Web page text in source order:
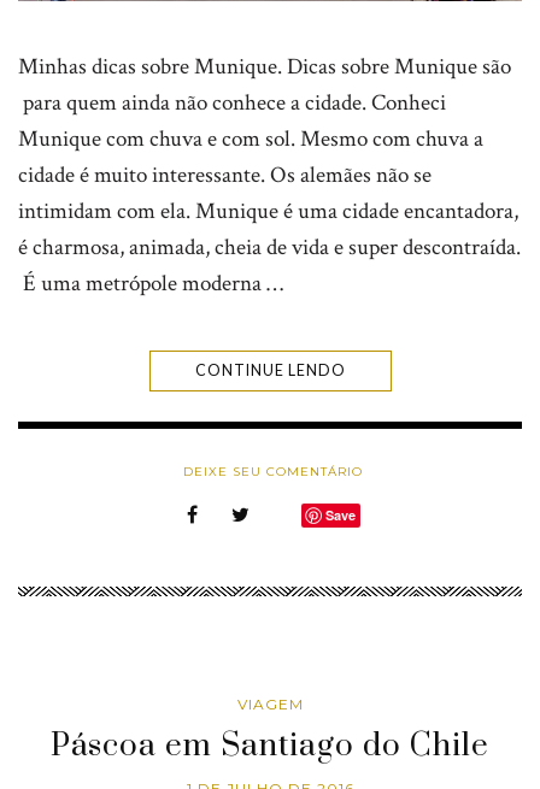
Minhas dicas sobre Munique. Dicas sobre Munique são
para quem ainda não conhece a cidade. Conheci
Munique com chuva e com sol. Mesmo com chuva a
cidade é muito interessante. Os alemães não se
intimidam com ela. Munique é uma cidade encantadora,
é charmosa, animada, cheia de vida e super descontraída.
É uma metrópole moderna …
CONTINUE LENDO
DEIXE SEU COMENTÁRIO
Save
VIAGEM
Páscoa em Santiago do Chile